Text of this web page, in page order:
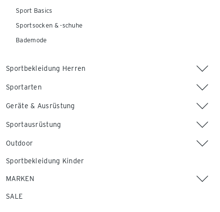
Sport Basics
Sportsocken & -schuhe
Bademode
Sportbekleidung Herren
Sportarten
Geräte & Ausrüstung
Sportausrüstung
Outdoor
Sportbekleidung Kinder
MARKEN
SALE